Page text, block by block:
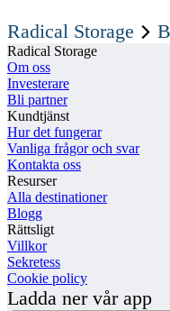
Radical Storage
Radical Storage
Om oss
Investerare
Bli partner
Kundtjänst
Hur det fungerar
Vanliga frågor och svar
Kontakta oss
Resurser
Alla destinationer
Blogg
Rättsligt
Villkor
Sekretess
Cookie policy
Ladda ner vår app